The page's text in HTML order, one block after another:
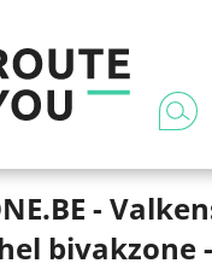
-
bivakzone